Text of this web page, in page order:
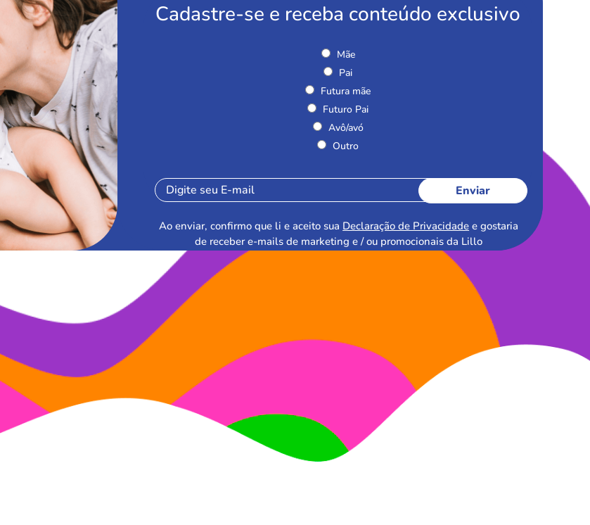
Cadastre-se e receba conteúdo exclusivo
Mãe
Pai
Futura mãe
Futuro Pai
Avô/avó
Outro
Enviar
Ao enviar, confirmo que li e aceito sua Declaração de Privacidade e gostaria
de receber e-mails de marketing e / ou promocionais da Lillo